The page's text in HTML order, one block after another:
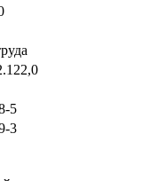
5
3